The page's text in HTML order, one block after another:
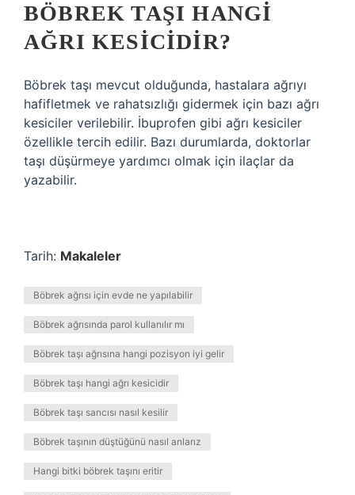
BÖBREK TAŞI HANGI
AĞRI KESICIDIR?
Böbrek taşı mevcut olduğunda, hastalara ağrıyı
hafifletmek ve rahatsızlığı gidermek için bazı ağrı
kesiciler verilebilir. İbuprofen gibi ağrı kesiciler
özellikle tercih edilir. Bazı durumlarda, doktorlar
taşı düşürmeye yardımcı olmak için ilaçlar da
yazabilir.
Tarih: Makaleler
Böbrek ağrısı için evde ne yapılabilir
Böbrek ağrısında parol kullanılır mı
Böbrek taşı ağrısına hangi pozisyon iyi gelir
Böbrek taşı hangi ağrı kesicidir
Böbrek taşı sancısı nasıl kesilir
Böbrek taşının düştüğünü nasıl anlarız
Hangi bitki böbrek taşını eritir